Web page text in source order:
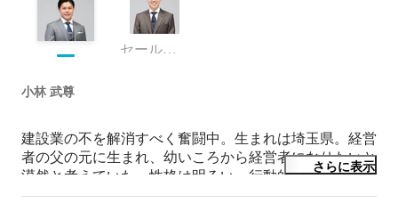
セールスマネージャー
小林 武尊
建設業の不を解消すべく奮闘中。生まれは埼玉県。経営
者の父の元に生まれ、幼いころから経営者になりたいと
漠然と考えていた。性格は明るい、行動的、ポジティ
ブ。スポーツと旅行好き。
さらに表示